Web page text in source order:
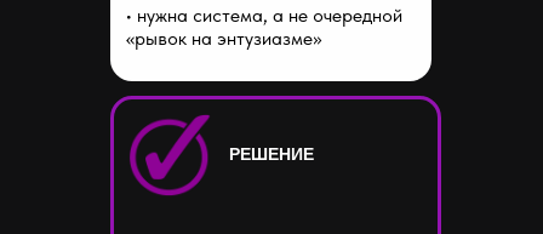
• нужна система, а не очередной
«рывок на энтузиазме»
РЕШЕНИЕ